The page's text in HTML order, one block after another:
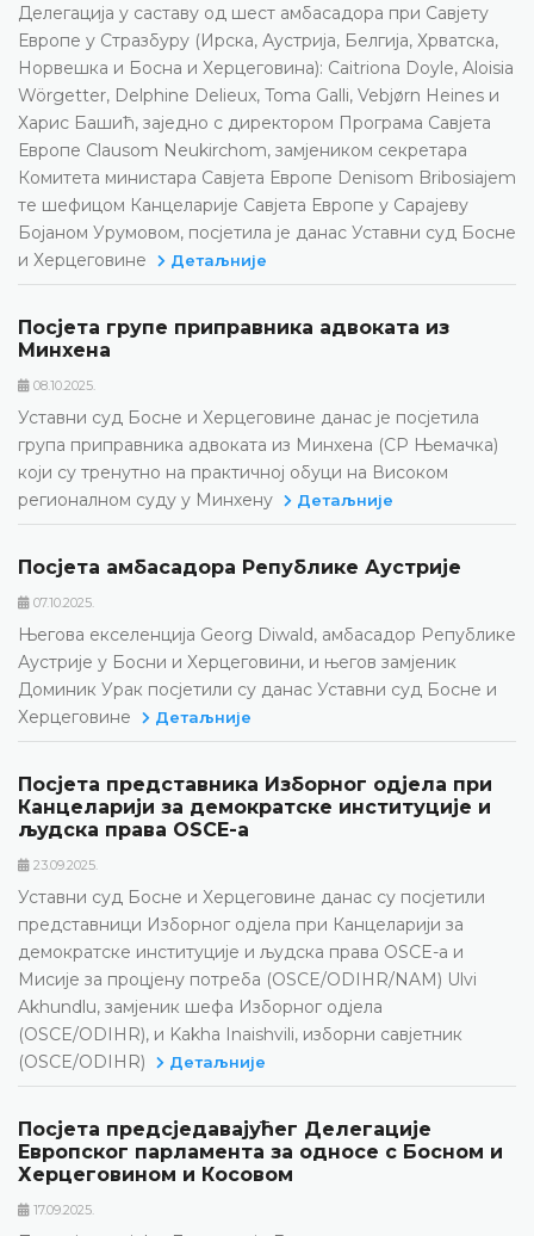
Делегација у саставу од шест амбасадора при Савјету
Европе у Стразбуру (Ирска, Аустрија, Белгија, Хрватска,
Норвешка и Босна и Херцеговина): Caitriona Doyle, Aloisia
Wörgetter, Delphine Delieux, Toma Galli, Vebjørn Heines и
Харис Башић, заједно с директором Програма Савјета
Европе Clausom Neukirchom, замјеником секретара
Комитета министара Савјета Европе Denisom Bribosiajem
те шефицом Канцеларије Савјета Европе у Сарајеву
Бојаном Урумовом, посјетила је данас Уставни суд Босне
и Херцеговине
Детаљније
Посјета групе приправника адвоката из
Минхена
08.10.2025.
Уставни суд Босне и Херцеговине данас је посјетила
група приправника адвоката из Минхена (СР Њемачка)
који су тренутно на практичној обуци на Високом
регионалном суду у Минхену
Детаљније
Посјета амбасадора Републике Аустрије
07.10.2025.
Његова екселенција Georg Diwald, амбасадор Републике
Аустрије у Босни и Херцеговини, и његов замјеник
Доминик Урак посјетили су данас Уставни суд Босне и
Херцеговине
Детаљније
Посјета представника Изборног одјела при
Канцеларији за демократске институције и
људска права OSCE-а
23.09.2025.
Уставни суд Босне и Херцеговине данас су посјетили
представници Изборног одјела при Канцеларији за
демократске институције и људска права OSCE-а и
Мисије за процјену потреба (OSCE/ODIHR/NAM) Ulvi
Akhundlu, замјеник шефа Изборног одјела
(OSCE/ODIHR), и Kakha Inaishvili, изборни савјетник
(OSCE/ODIHR)
Детаљније
Посјета предсједавајућег Делегације
Европског парламента за односе с Босном и
Херцеговином и Косовом
17.09.2025.